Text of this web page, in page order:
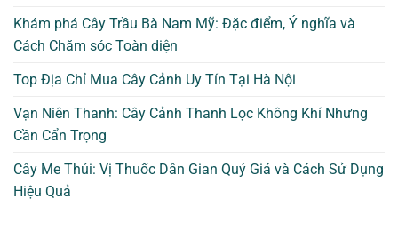
Khám phá Cây Trầu Bà Nam Mỹ: Đặc điểm, Ý nghĩa và
Cách Chăm sóc Toàn diện
Top Địa Chỉ Mua Cây Cảnh Uy Tín Tại Hà Nội
Vạn Niên Thanh: Cây Cảnh Thanh Lọc Không Khí Nhưng
Cần Cẩn Trọng
Cây Me Thúi: Vị Thuốc Dân Gian Quý Giá và Cách Sử Dụng
Hiệu Quả